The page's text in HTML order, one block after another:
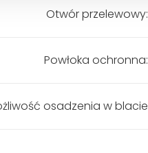
Otwór przelewowy:
Powłoka ochronna:
osadzenia w blacie